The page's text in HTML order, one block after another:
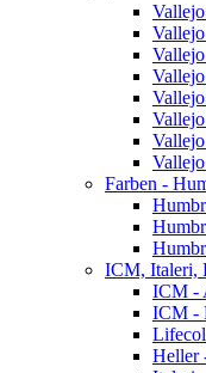
Farben -
ICM, Italeri,
ICM -
ICM -
Heller